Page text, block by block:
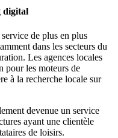
digital
de plus en plus
dans les secteurs du
Les agences locales
pour les moteurs de
à la recherche locale sur
devenue un service
ayant une clientèle
de loisirs.